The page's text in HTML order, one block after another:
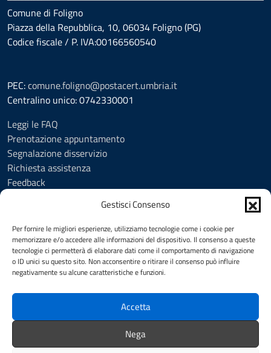
Gestisci Consenso
Per fornire le migliori esperienze, utilizziamo tecnologie come i cookie per
memorizzare e/o accedere alle informazioni del dispositivo. Il consenso a queste
tecnologie ci permetterà di elaborare dati come il comportamento di navigazione
o ID unici su questo sito. Non acconsentire o ritirare il consenso può influire
negativamente su alcune caratteristiche e funzioni.
Accetta
Nega
Comune di Foligno
Piazza della Repubblica, 10, 06034 Foligno (PG)
Codice fiscale / P. IVA:00166560540
PEC:comune.foligno@postacert.umbria.it
Centralino unico: 0742330001
Leggi le FAQ
Prenotazione appuntamento
Segnalazione disservizio
Richiesta assistenza
Feedback
Informativa privacy
Cookie Policy (UE)
Social Media Policy
Note legali
SEGUICI SU
Facebook YouTube